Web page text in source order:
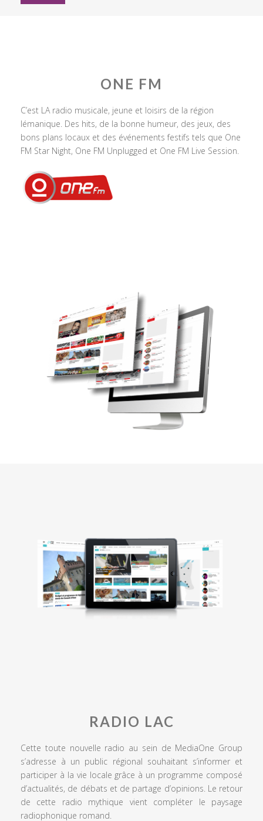
ONE FM
C’est LA radio musicale, jeune et loisirs de la région
lémanique. Des hits, de la bonne humeur, des jeux, des
bons plans locaux et des événements festifs tels que One
FM Star Night, One FM Unplugged et One FM Live Session.
RADIO LAC
Cette toute nouvelle radio au sein de MediaOne Group
s’adresse à un public régional souhaitant s’informer et
participer à la vie locale grâce à un programme composé
d’actualités, de débats et de partage d’opinions. Le retour
de cette radio mythique vient compléter le paysage
radiophonique romand.